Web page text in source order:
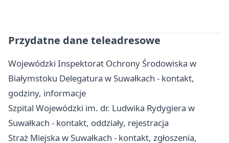
Przydatne dane teleadresowe
Wojewódzki Inspektorat Ochrony Środowiska w
Białymstoku Delegatura w Suwałkach - kontakt,
godziny, informacje
Szpital Wojewódzki im. dr. Ludwika Rydygiera w
Suwałkach - kontakt, oddziały, rejestracja
Straż Miejska w Suwałkach - kontakt, zgłoszenia,